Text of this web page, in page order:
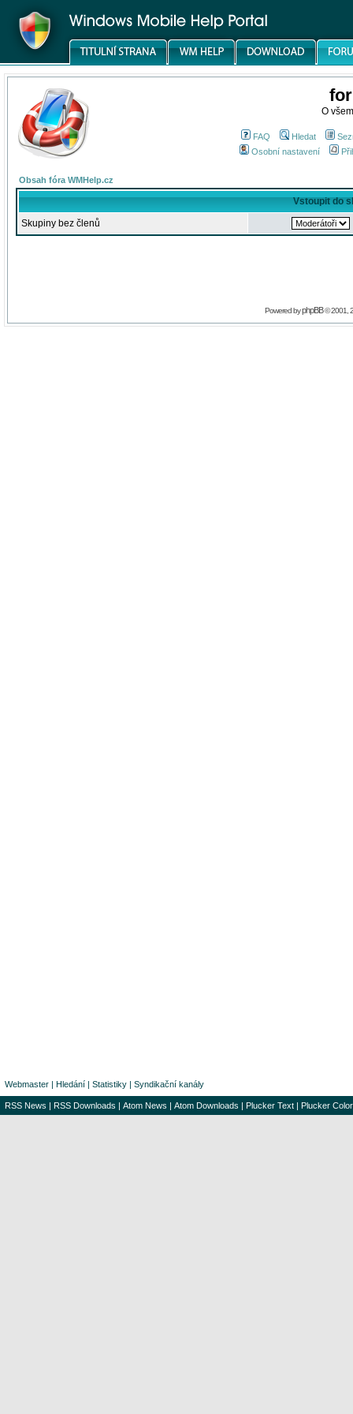
O
FAQ Hledat
Osobní nastavení
Obsah fóra WMHelp.cz
Vstoupit do
Skupiny bez členů
Powered byphpBB© 2001,
Webmaster | Hledání | Statistiky | Syndikační kanály
RSS News | RSS Downloads | Atom News | Atom Downloads | Plucker Text | Plucker Color